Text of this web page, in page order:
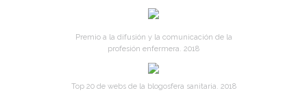
Premio a la difusión y la comunicación de la
profesión enfermera. 2018
Top 20 de webs de la blogosfera sanitaria. 2018